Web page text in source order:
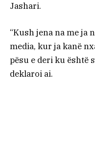
Jashari.
“Kush jena na me ja
media, kur ja kanë
pësu e deri ku është
deklaroi ai.